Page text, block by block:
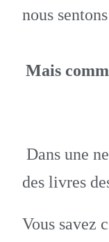
nous
Mais
Dans une
des livres
Vous savez